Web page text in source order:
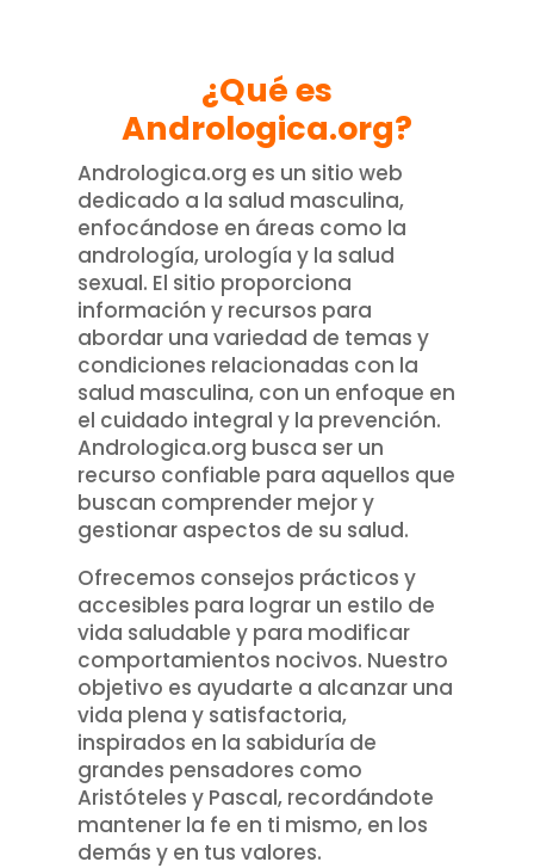
¿Qué es
Andrologica.org?
Andrologica.org es un sitio web
dedicado a la salud masculina,
enfocándose en áreas como la
andrología, urología y la salud
sexual. El sitio proporciona
información y recursos para
abordar una variedad de temas y
condiciones relacionadas con la
salud masculina, con un enfoque en
el cuidado integral y la prevención.
Andrologica.org busca ser un
recurso confiable para aquellos que
buscan comprender mejor y
gestionar aspectos de su salud.
Ofrecemos consejos prácticos y
accesibles para lograr un estilo de
vida saludable y para modificar
comportamientos nocivos. Nuestro
objetivo es ayudarte a alcanzar una
vida plena y satisfactoria,
inspirados en la sabiduría de
grandes pensadores como
Aristóteles y Pascal, recordándote
mantener la fe en ti mismo, en los
demás y en tus valores.